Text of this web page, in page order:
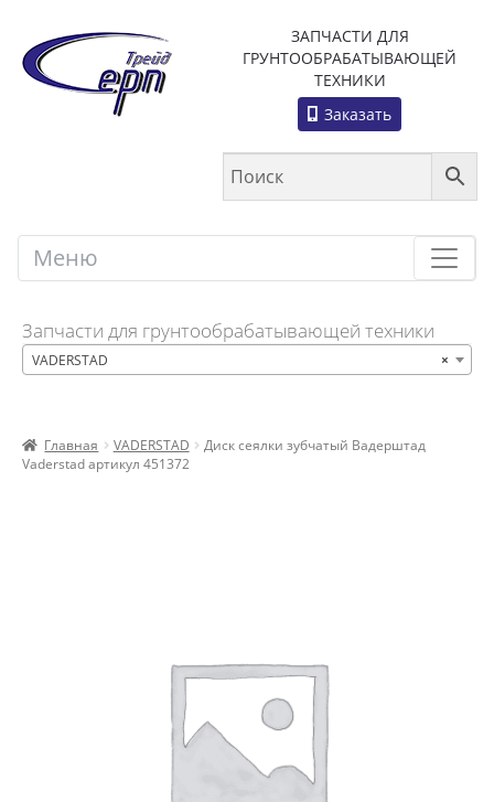
ЗАПЧАСТИ ДЛЯ
ГРУНТООБРАБАТЫВАЮЩЕЙ
ТЕХНИКИ
Заказать
Меню Меню
Запчасти для грунтообрабатывающей техники
×
VADERSTAD
Главная VADERSTAD
Диск сеялки зубчатый Вадерштад
Vaderstad артикул 451372